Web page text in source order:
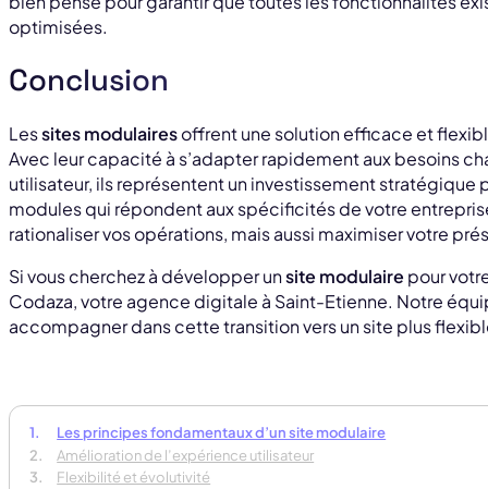
optimisées.
Conclusion
Lessites modulairesoffrent une solution efficace et
Avec leur capacité à s’adapter rapidement aux besoins
utilisateur, ils représentent un investissement stratégique
modules qui répondent aux spécificités de votre
rationaliser vos opérations, mais aussi maximiser votre
Si vous cherchez à développer unsite modulaire pour
Codaza, votre agence digitale à Saint-Etienne. Notre
accompagner dans cette transition vers un site plus
Les principes fondamentaux d’un site modulaire
Amélioration de l’expérience utilisateur
Flexibilité et évolutivité